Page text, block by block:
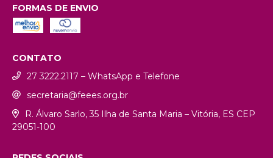
FORMAS DE ENVIO
CONTATO
27 3222.2117 – WhatsApp e Telefone
secretaria@feees.org.br
R. Álvaro Sarlo, 35 Ilha de Santa Maria – Vitória, ES CEP
29051-100